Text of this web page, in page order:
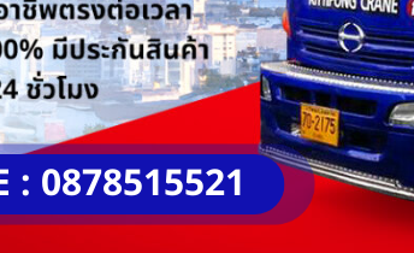
: 0878515521